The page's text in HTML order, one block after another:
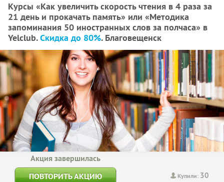
Курсы «Как увеличить скорость чтения в 4 раза за
21 день и прокачать память» или «Методика
запоминания 50 иностранных слов за полчаса» в
Yelclub.Скидка до 80%. Благовещенск
Купили: 30
Акция завершилась
ПОВТОРИТЬ АКЦИЮ